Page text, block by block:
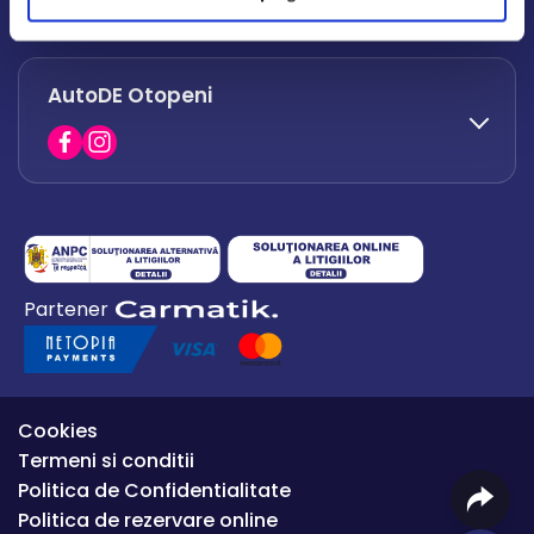
office.afumati@autode.ro
0730 063 852
0730 063 851
AutoDE Otopeni
0754 649 360
office.premium@autode.ro
Partener
Cookies
Termeni si conditii
Politica de Confidentialitate
Politica de rezervare online